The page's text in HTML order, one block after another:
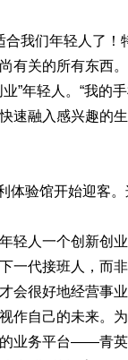
合我们年轻人了
有关的所有东西
”年轻人。“我的
速融入感兴趣的
体验馆开始迎客
轻人一个创新创
一代接班人，而
会很好地经营事
作自己的未来。
业务平台——青